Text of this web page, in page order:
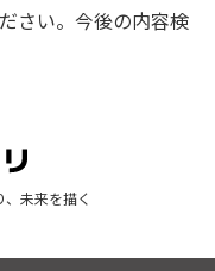
さい。今後の内容検
未来を描く